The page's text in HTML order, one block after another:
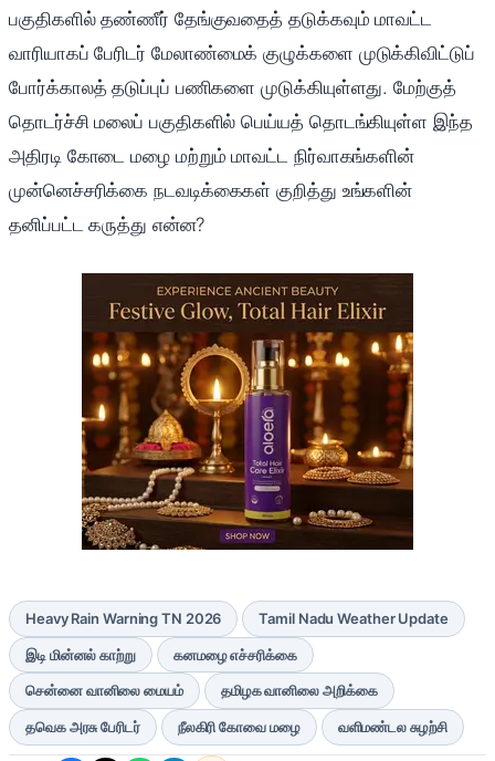
பகுதிகளில் தண்ணீர் தேங்குவதைத் தடுக்கவும் மாவட்ட
வாரியாகப் பேரிடர் மேலாண்மைக் குழுக்களை முடுக்கிவிட்டுப்
போர்க்காலத் தடுப்புப் பணிகளை முடுக்கியுள்ளது. மேற்குத்
தொடர்ச்சி மலைப் பகுதிகளில் பெய்யத் தொடங்கியுள்ள இந்த
அதிரடி கோடை மழை மற்றும் மாவட்ட நிர்வாகங்களின்
முன்னெச்சரிக்கை நடவடிக்கைகள் குறித்து உங்களின்
தனிப்பட்ட கருத்து என்ன?
Heavy Rain Warning TN 2026 Tamil Nadu Weather Update
இடி மின்னல் காற்று கனமழை எச்சரிக்கை
சென்னை வானிலை மையம் தமிழக வானிலை அறிக்கை
தவெக அரசு பேரிடர் நீலகிரி கோவை மழை வளிமண்டல சுழற்சி